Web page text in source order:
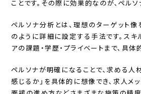
ことです。その際に効果的なのが、ペルソ
ペルソナ分析とは、理想のターゲット像
のように詳細に設定する手法です。スキ
アの課題・学歴・プライベートまで、具体
ペルソナが明確になることで、求める人
感じるか」を具体的に想像でき、求人メ